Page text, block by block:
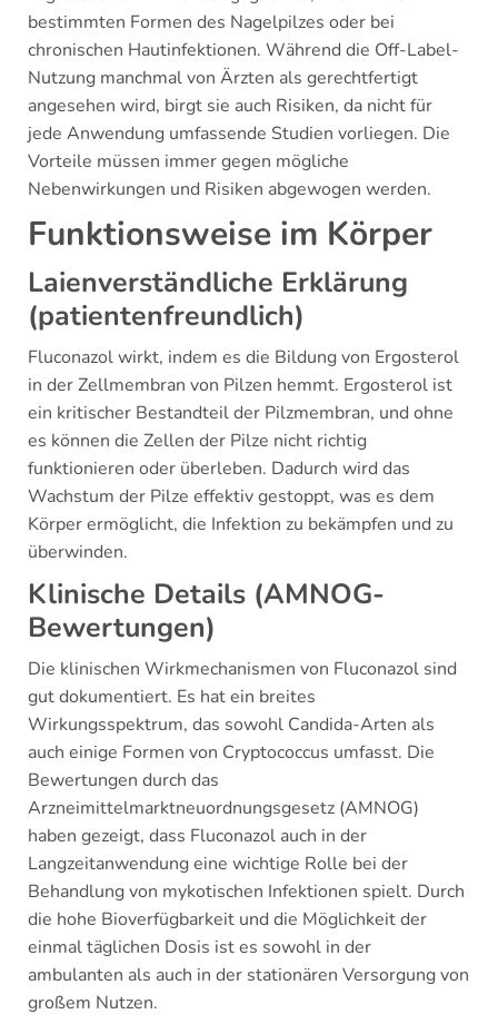
bestimmten Formen des Nagelpilzes oder bei
chronischen Hautinfektionen. Während die Off-Label-
Nutzung manchmal von Ärzten als gerechtfertigt
angesehen wird, birgt sie auch Risiken, da nicht für
jede Anwendung umfassende Studien vorliegen. Die
Vorteile müssen immer gegen mögliche
Nebenwirkungen und Risiken abgewogen werden.
Funktionsweise im Körper
Laienverständliche Erklärung
(patientenfreundlich)
Fluconazol wirkt, indem es die Bildung von Ergosterol
in der Zellmembran von Pilzen hemmt. Ergosterol ist
ein kritischer Bestandteil der Pilzmembran, und ohne
es können die Zellen der Pilze nicht richtig
funktionieren oder überleben. Dadurch wird das
Wachstum der Pilze effektiv gestoppt, was es dem
Körper ermöglicht, die Infektion zu bekämpfen und zu
überwinden.
Klinische Details (AMNOG-
Bewertungen)
Die klinischen Wirkmechanismen von Fluconazol sind
gut dokumentiert. Es hat ein breites
Wirkungsspektrum, das sowohl Candida-Arten als
auch einige Formen von Cryptococcus umfasst. Die
Bewertungen durch das
Arzneimittelmarktneuordnungsgesetz (AMNOG)
haben gezeigt, dass Fluconazol auch in der
Langzeitanwendung eine wichtige Rolle bei der
Behandlung von mykotischen Infektionen spielt. Durch
die hohe Bioverfügbarkeit und die Möglichkeit der
einmal täglichen Dosis ist es sowohl in der
ambulanten als auch in der stationären Versorgung von
großem Nutzen.